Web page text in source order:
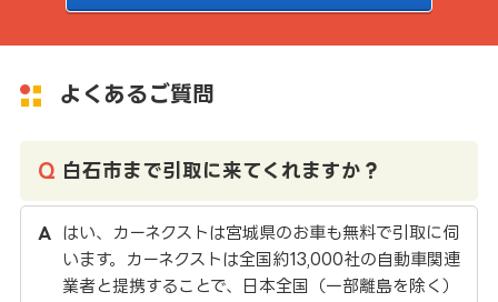
よくあるご質問
白石市まで引取に来てくれますか？
はい、カーネクストは宮城県のお車も無料で引取に伺
います。カーネクストは全国約13,000社の自動車関連
業者と提携することで、日本全国（一部離島を除く）